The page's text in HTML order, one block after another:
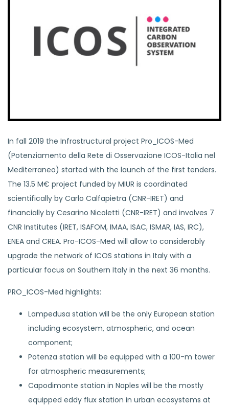
In fall 2019 the Infrastructural project Pro_ICOS-Med
(Potenziamento della Rete di Osservazione ICOS-Italia nel
Mediterraneo) started with the launch of the first tenders.
The 13.5 M€ project funded by MIUR is coordinated
scientifically by Carlo Calfapietra (CNR-IRET) and
financially by Cesarino Nicoletti (CNR-IRET) and involves 7
CNR Institutes (IRET, ISAFOM, IMAA, ISAC, ISMAR, IAS, IRC),
ENEA and CREA. Pro-ICOS-Med will allow to considerably
upgrade the network of ICOS stations in Italy with a
particular focus on Southern Italy in the next 36 months.
PRO_ICOS-Med highlights:
Lampedusa station will be the only European station
including ecosystem, atmospheric, and ocean
component;
Potenza station will be equipped with a 100-m tower
for atmospheric measurements;
Capodimonte station in Naples will be the mostly
equipped eddy flux station in urban ecosystems at